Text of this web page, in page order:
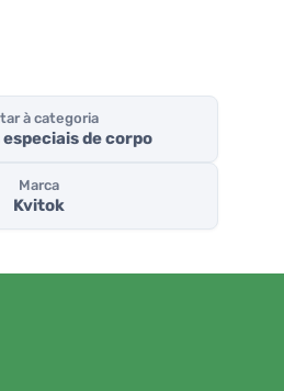
à categoria
de corpo
Marca
Kvitok